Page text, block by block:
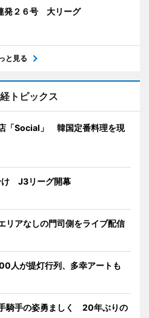
発２６号 大リーグ
と見る
トピックス
「Social」 韓国定番料理を現
け J3リーグ開幕
リアなしの門司側をライブ配信
人が提灯行列、多幸アートも
騎手の姿勇ましく 20年ぶりの